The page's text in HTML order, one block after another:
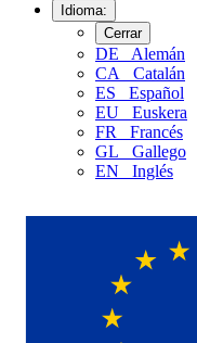
Idioma:
Cerrar
DE
Alemán
CA
Catalán
ES
Español
EU
Euskera
FR
Francés
GL
Gallego
EN
Inglés